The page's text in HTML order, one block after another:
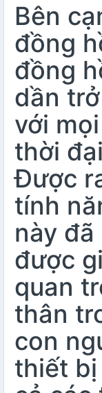
Bên
đồng
đồng
dần
với
thời
Được
tính
này
được
quan
thân
con
thiết